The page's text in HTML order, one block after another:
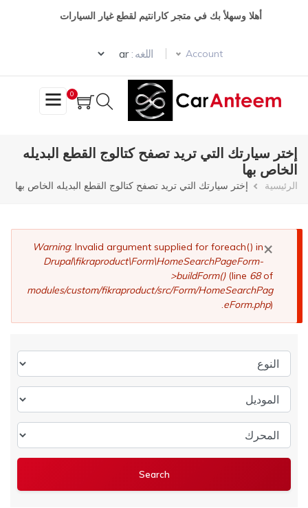
أهلا وسهلأ بك في متجر كارانتيم لقطع غيار السيارات
Account اللغه :
Select your language
0
إختر سيارتك التي تريد تصفح كتالوج القطع البديله
الخاص بها
مسار
الرئيسية إختر سيارتك التي تريد تصفح كتالوج القطع البديله الخاص بها
×
رسالة
الخطأ
Warning: Invalid argument supplied for foreach() in
Drupal\fikraproduct\Form\HomeSearchPageForm-
>buildForm()(line 68of
modules/custom/fikraproduct/src/Form/HomeSearchPag
eForm.php).
النوع
الموديل
المحرك